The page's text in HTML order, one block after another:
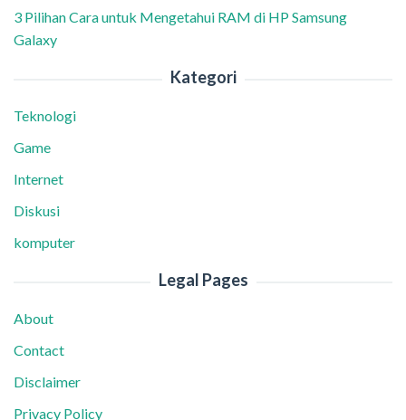
3 Pilihan Cara untuk Mengetahui RAM di HP Samsung
Galaxy
Kategori
Teknologi
Game
Internet
Diskusi
komputer
Legal Pages
About
Contact
Disclaimer
Privacy Policy